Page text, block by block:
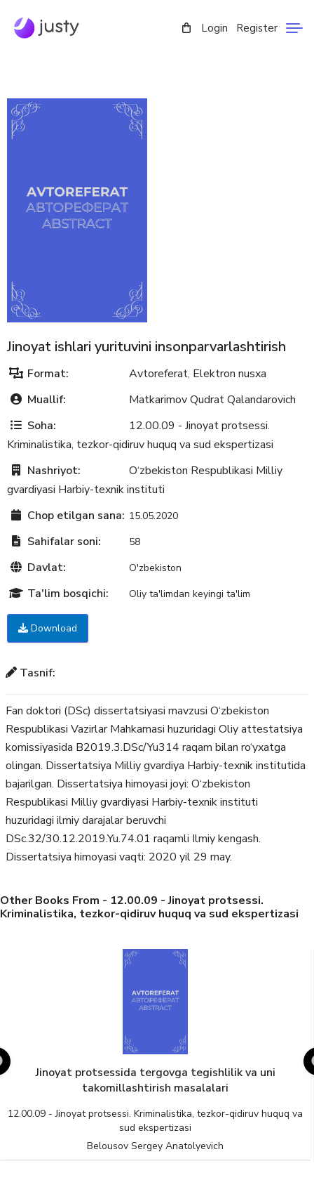
Login Register
Jinoyat ishlari yurituvini insonparvarlashtirish
Format: Avtoreferat, Elektron nusxa
Muallif:
Matkarimov Qudrat Qalandarovich
Soha:
12.00.09 - Jinoyat protsessi.
Kriminalistika, tezkor-qidiruv huquq va sud ekspertizasi
Nashriyot:
O‘zbekiston Respublikasi Milliy
gvardiyasi Harbiy-texnik instituti
Chop etilgan sana: 15.05.2020
Sahifalar soni: 58
Davlat: O'zbekiston
Ta'lim bosqichi: Oliy ta'limdan keyingi ta'lim
Download
Tasnif:
Fan doktori (DSc) dissertatsiyasi mavzusi O‘zbekiston
Respublikasi Vazirlar Mahkamasi huzuridagi Oliy attestatsiya
komissiyasida B2019.3.DSc/Yu314 raqam bilan ro‘yxatga
olingan. Dissertatsiya Milliy gvardiya Harbiy-texnik institutida
bajarilgan. Dissertatsiya himoyasi joyi: O‘zbekiston
Respublikasi Milliy gvardiyasi Harbiy-texnik instituti
huzuridagi ilmiy darajalar beruvchi
DSc.32/30.12.2019.Yu.74.01 raqamli Ilmiy kengash.
Dissertatsiya himoyasi vaqti: 2020 yil 29 may.
Other Books From - 12.00.09 - Jinoyat protsessi.
Kriminalistika, tezkor-qidiruv huquq va sud ekspertizasi
Jinoyat protsessida tergovga tegishlilik va uni
takomillashtirish masalalari
12.00.09 - Jinoyat protsessi. Kriminalistika, tezkor-qidiruv huquq va
sud ekspertizasi
Belousov Sergey Anatolyevich